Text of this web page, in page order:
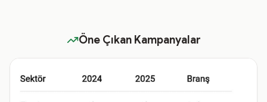
Öne Çıkan Kampanyalar